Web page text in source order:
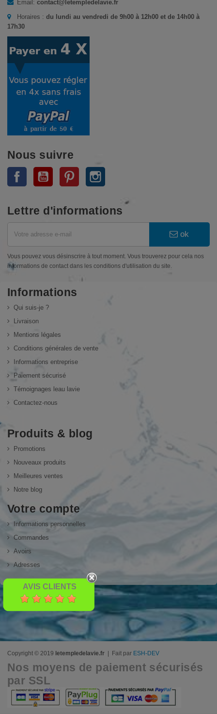
Email: contact@letempledelavie.fr
Horaires : du lundi au vendredi de 9h00 à 12h00 et de 14h00 à
17h30
Nous suivre
Facebook YouTube Pinterest
Lettre d'informations
ok
Vous pouvez vous désinscrire à tout moment. Vous trouverez pour cela nos
informations de contact dans les conditions d'utilisation du site.
Informations
Qui suis-je ?
Livraison
Mentions légales
Conditions générales de vente
Informations entreprise
Paiement sécurisé
Témoignages leau lavie
Contactez-nous
Produits & blog
Promotions
Nouveaux produits
Meilleures ventes
Notre blog
Votre compte
Informations personnelles
Commandes
Avoirs
Adresses
AVIS CLIENTS
Copyright © 2019 letempledelavie.fr | Fait par ESH-DEV
Nos moyens de paiement sécurisés
par SSL